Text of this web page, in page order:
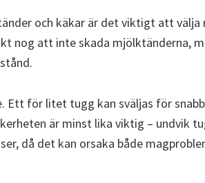
och käkar är det viktigt att
nog att inte skada mjölktänderna,
Ett för litet tugg kan sväljas för
är minst lika viktig – undvik
då det kan orsaka både